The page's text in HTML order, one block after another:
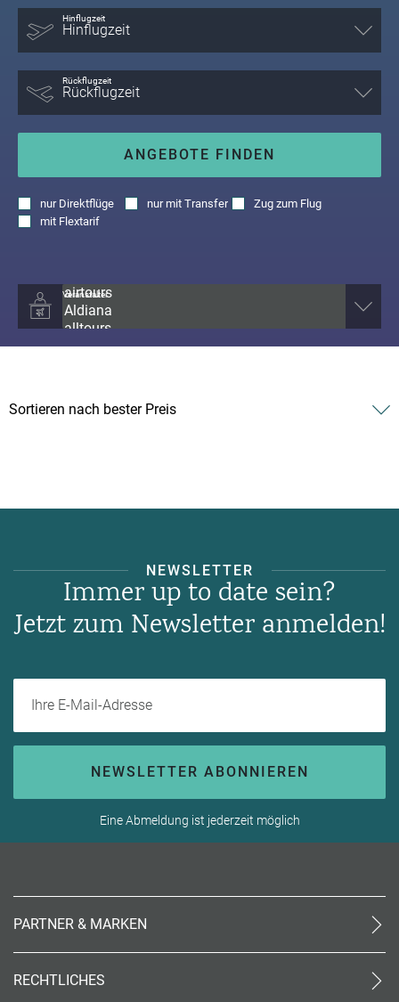
ANGEBOTE FINDEN
nur Direktflüge nurmit Transfer
Zug zum Flug
mit Flextarif
Hinflugzeit
Rückflugzeit
Veranstalter
NEWSLETTER
Immer up to date sein?
Jetzt zum Newsletter anmelden!
NEWSLETTER ABONNIEREN
Eine Abmeldung ist jederzeit möglich
PARTNER & MARKEN
meinreisespezialist
RECHTLICHES